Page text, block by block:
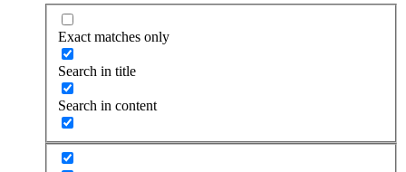
Exact matches only
Search in title
Search in content